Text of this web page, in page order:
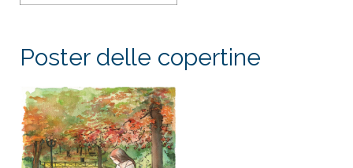
Poster delle copertine